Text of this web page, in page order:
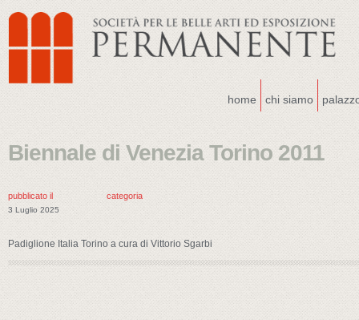
home chi siamo
Biennale di Venezia Torino 2011
pubblicato il
3 Luglio 2025
categoria
Padiglione Italia Torino a cura di Vittorio Sgarbi